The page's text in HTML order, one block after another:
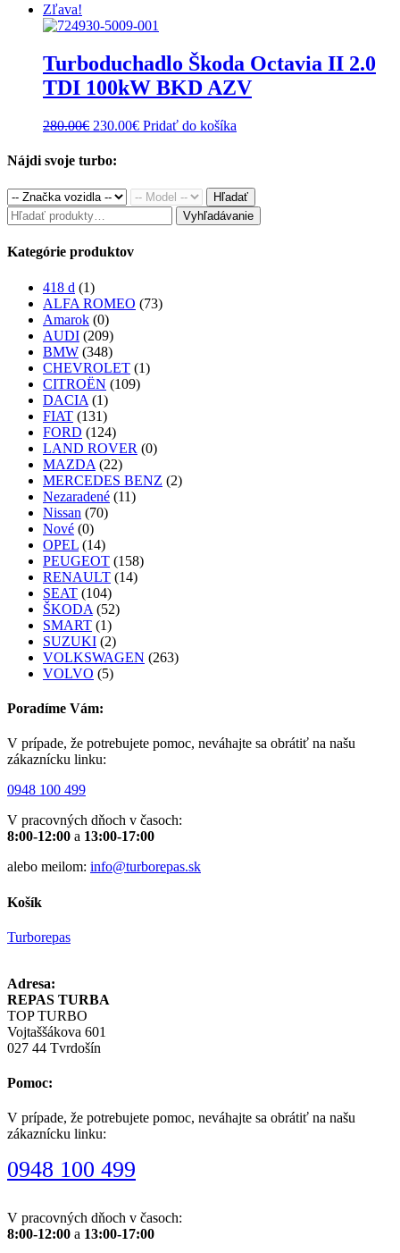
Zľava!
Turboduchadlo Škoda Octavia II 2.0
TDI 100kW BKD AZV
280.00€ Original
was:
230.00€Current
Pridať do košíka
Nájdi svoje turbo:
Hľadať
Hľadať: Vyhľadávanie
Kategórie produktov
418 d (1)
ALFA ROMEO (73)
Amarok (0)
AUDI (209)
BMW (348)
CHEVROLET (1)
CITROËN (109)
DACIA (1)
FIAT (131)
FORD (124)
LAND ROVER (0)
MAZDA (22)
MERCEDES BENZ (2)
Nezaradené (11)
Nissan (70)
Nové (0)
OPEL (14)
PEUGEOT (158)
RENAULT (14)
SEAT (104)
ŠKODA (52)
SMART (1)
SUZUKI (2)
VOLKSWAGEN (263)
VOLVO (5)
Poradíme Vám:
V prípade, že potrebujete pomoc, neváhajte sa obrátiť na našu
zákaznícku linku:
0948 100 499
V pracovných dňoch v časoch:
8:00-12:00 a 13:00-17:00
alebo meilom: info@turborepas.sk
Košík
Turborepas
Adresa:
REPAS TURBA
TOP TURBO
Vojtaššákova 601
027 44 Tvrdošín
Pomoc:
V prípade, že potrebujete pomoc, neváhajte sa obrátiť na našu
zákaznícku linku:
0948 100 499
V pracovných dňoch v časoch:
8:00-12:00 a 13:00-17:00